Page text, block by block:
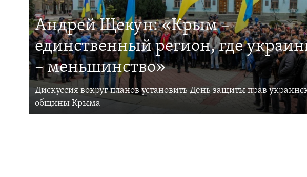
Андрей Щекун: «Крым –
единственный регион, где
– меньшинство»
Дискуссия вокруг планов установить День защиты прав
общины Крыма